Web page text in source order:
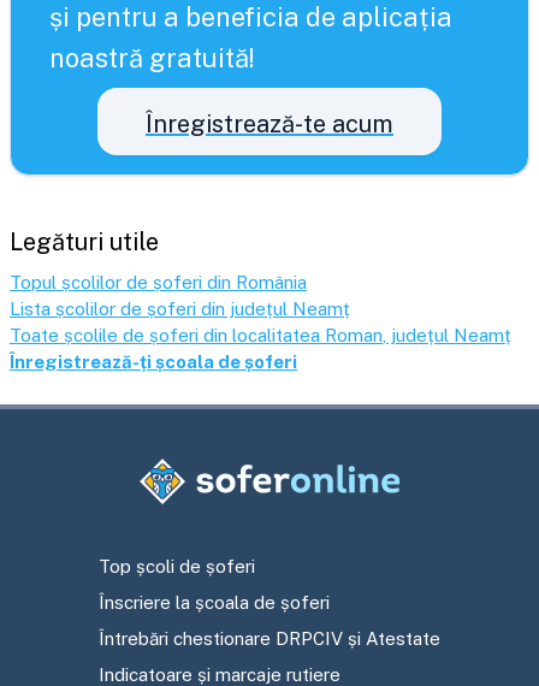
și pentru a beneficia de aplicația
noastră gratuită!
Înregistrează-te acum
Legături utile
Topul școlilor de șoferi din România
Lista școlilor de șoferi din județul Neamț
Toate școlile de șoferi din localitatea Roman , județul Neamț
Înregistrează-ți școala de șoferi
Top școli de șoferi
Înscriere la școala de șoferi
Întrebări chestionare DRPCIV și Atestate
Indicatoare și marcaje rutiere